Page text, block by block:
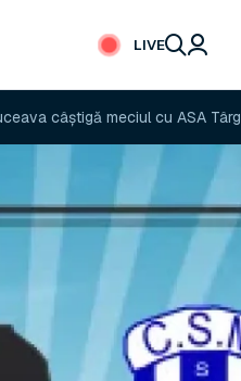
LIVE
meciul cu ASA Târgu Mureș